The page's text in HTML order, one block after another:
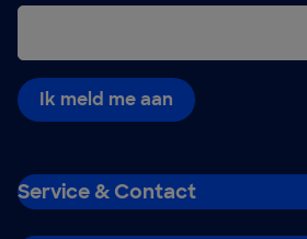
Ik meld me aan
Service & Contact